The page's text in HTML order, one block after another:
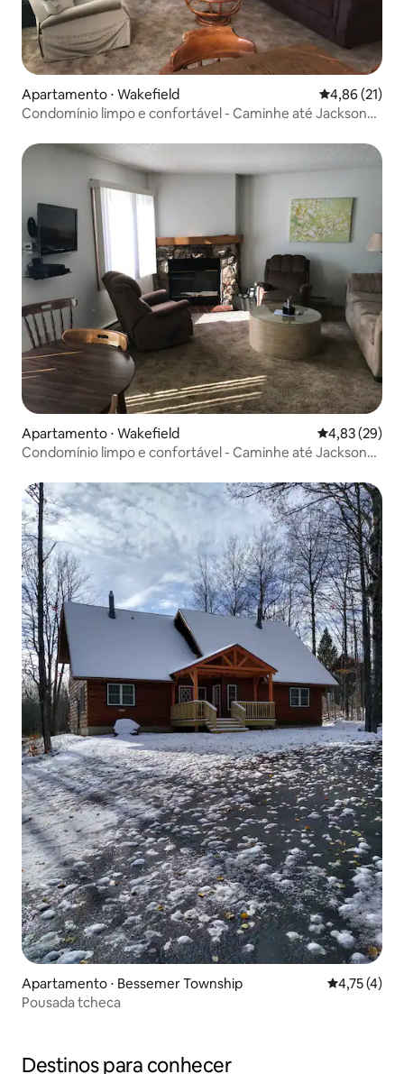
Apartamento ⋅ Wakefield 4,86 de uma
4,86 (21)
Condomínio limpo e confortável - Caminhe até Jackson
Apartamento ⋅ Wakefield 4,83 de uma
4,83 (29)
Condomínio limpo e confortável - Caminhe até Jackson
Apartamento ⋅ Bessemer Township 4,75 de
4,75 (4)
Pousada tcheca
Destinos para conhecer